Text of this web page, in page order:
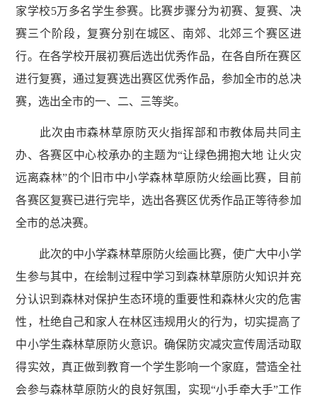
家学校5万多名学生参赛。比赛步骤分为初赛、复赛、决
赛三个阶段，复赛分别在城区、南郊、北郊三个赛区进
行。在各学校开展初赛后选出优秀作品，在各自所在赛区
进行复赛，通过复赛选出赛区优秀作品，参加全市的总决
赛，选出全市的一、二、三等奖。
此次由市森林草原防灭火指挥部和市教体局共同主
办、各赛区中心校承办的主题为“让绿色拥抱大地 让火灾
远离森林”的个旧市中小学森林草原防火绘画比赛，目前
各赛区复赛已进行完毕，选出各赛区优秀作品正等待参加
全市的总决赛。
此次的中小学森林草原防火绘画比赛，使广大中小学
生参与其中，在绘制过程中学习到森林草原防火知识并充
分认识到森林对保护生态环境的重要性和森林火灾的危害
性，杜绝自己和家人在林区违规用火的行为，切实提高了
中小学生森林草原防火意识。确保防灾减灾宣传周活动取
得实效，真正做到教育一个学生影响一个家庭，营造全社
会参与森林草原防火的良好氛围，实现“小手牵大手”工作